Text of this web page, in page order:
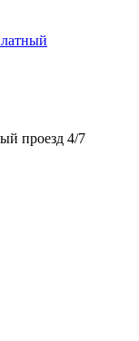
проезд 4/7